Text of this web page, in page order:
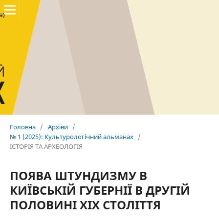
Головна / Архіви /
№ 1 (2025): Культурологічний альманах /
ІСТОРІЯ ТА АРХЕОЛОГІЯ
ПОЯВА ШТУНДИЗМУ В
КИЇВСЬКІЙ ГУБЕРНІЇ В ДРУГІЙ
ПОЛОВИНІ XIX СТОЛІТТЯ